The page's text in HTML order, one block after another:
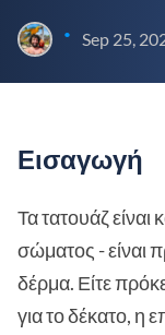
• Sep 25,
Εισαγωγή
Τα τατουάζ
σώματος - είναι
δέρμα. Είτε
για το δέκατο, η